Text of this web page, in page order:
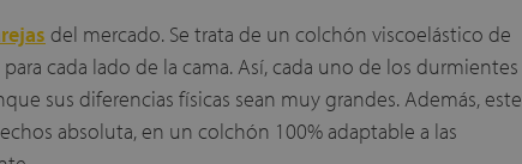
del mercado. Se trata de un colchón viscoelástico de
cada lado de la cama. Así, cada uno de los durmientes
sus diferencias físicas sean muy grandes. Además, este
absoluta, en un colchón 100% adaptable a las